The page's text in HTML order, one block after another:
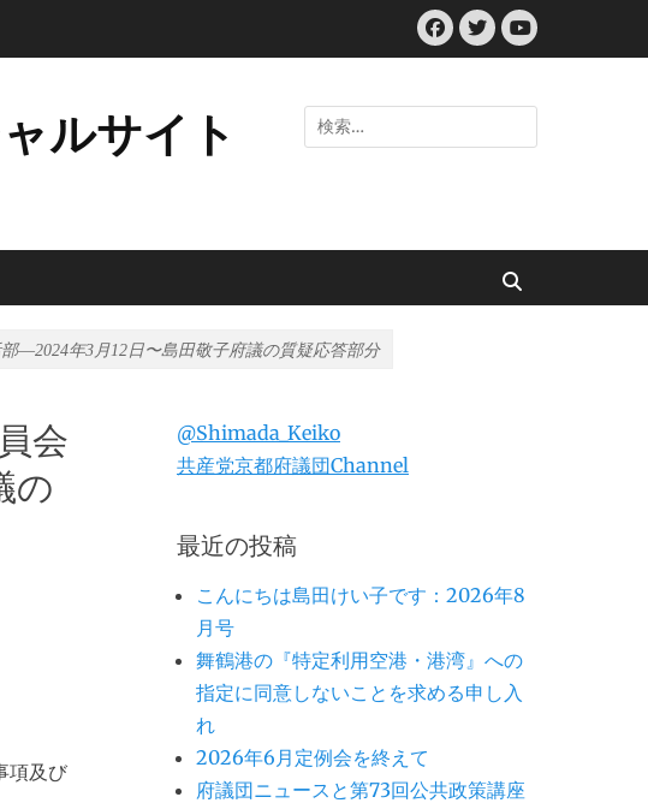
Facebook
Twitter
YouTube
ルサイト
検
索:
―2024年3月12日〜島田敬子府議の質疑応答部分
会
の
項及び
@Shimada_Keiko
共産党京都府議団Channel
最近の投稿
こんにちは島田けい子です：2026年8
月号
舞鶴港の『特定利用空港・港湾』への
指定に同意しないことを求める申し入
れ
2026年6月定例会を終えて
府議団ニュースと第73回公共政策講座